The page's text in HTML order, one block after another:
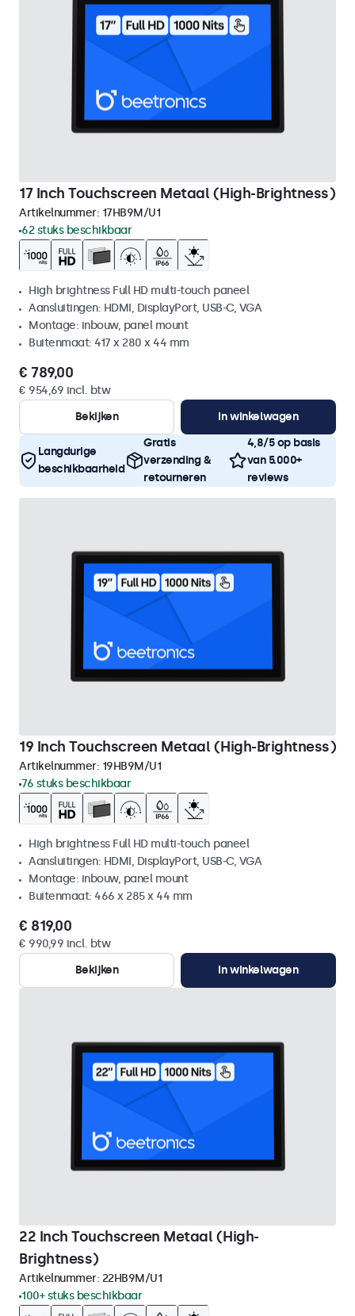
17 Inch Touchscreen Metaal (High-Brightness)
Artikelnummer: 17HB9M/U1
62 stuks beschikbaar
High brightness Full HD multi-touch paneel
Aansluitingen: HDMI, DisplayPort, USB-C, VGA
Montage: inbouw, panel mount
Buitenmaat: 417 x 280 x 44 mm
€ 789,00
€ 954,69 incl. btw
Bekijken
In winkelwagen
Langdurige
beschikbaarheid
Gratis
verzending &
retourneren
4,8/5 op basis
van 5.000+
reviews
19 Inch Touchscreen Metaal (High-Brightness)
Artikelnummer: 19HB9M/U1
76 stuks beschikbaar
High brightness Full HD multi-touch paneel
Aansluitingen: HDMI, DisplayPort, USB-C, VGA
Montage: inbouw, panel mount
Buitenmaat: 466 x 285 x 44 mm
€ 819,00
€ 990,99 incl. btw
Bekijken
In winkelwagen
22 Inch Touchscreen Metaal (High-
Brightness)
Artikelnummer: 22HB9M/U1
100+ stuks beschikbaar